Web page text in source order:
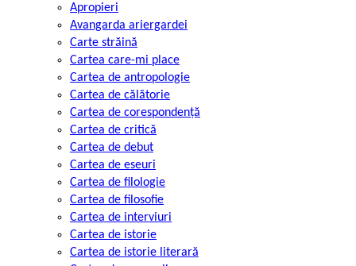
Apropieri
Avangarda ariergardei
Carte străină
Cartea care-mi place
Cartea de antropologie
Cartea de călătorie
Cartea de corespondență
Cartea de critică
Cartea de debut
Cartea de eseuri
Cartea de filologie
Cartea de filosofie
Cartea de interviuri
Cartea de istorie
Cartea de istorie literară